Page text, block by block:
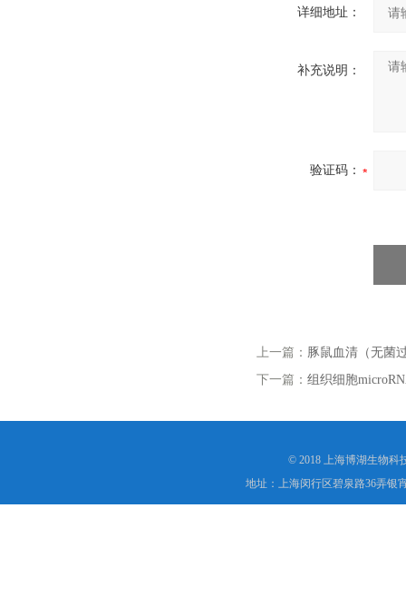
详细地址：
补充说明：
验证码：
上一篇： 豚鼠血清（无菌
下一篇： 组织细胞
© 2018 上海博湖生物科
地址：上海闵行区碧泉路36弄银